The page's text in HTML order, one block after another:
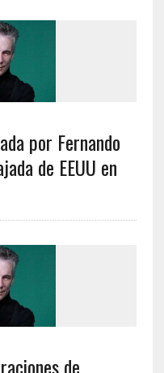
por Fernando
de EEUU en
de